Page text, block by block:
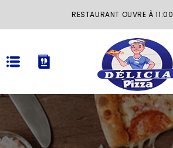
RESTAURANT OUVRE À 11:00
ACCUEIL